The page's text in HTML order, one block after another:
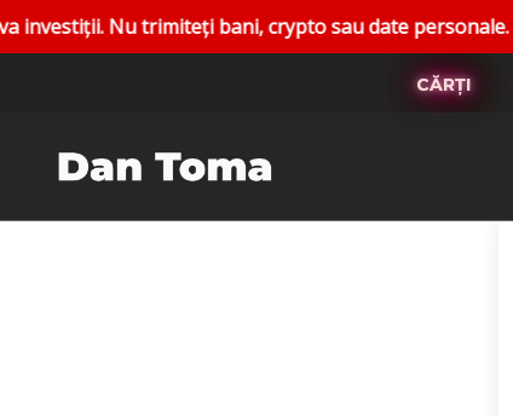
Nu trimiteți bani, crypto sau date personale.
CĂRȚI